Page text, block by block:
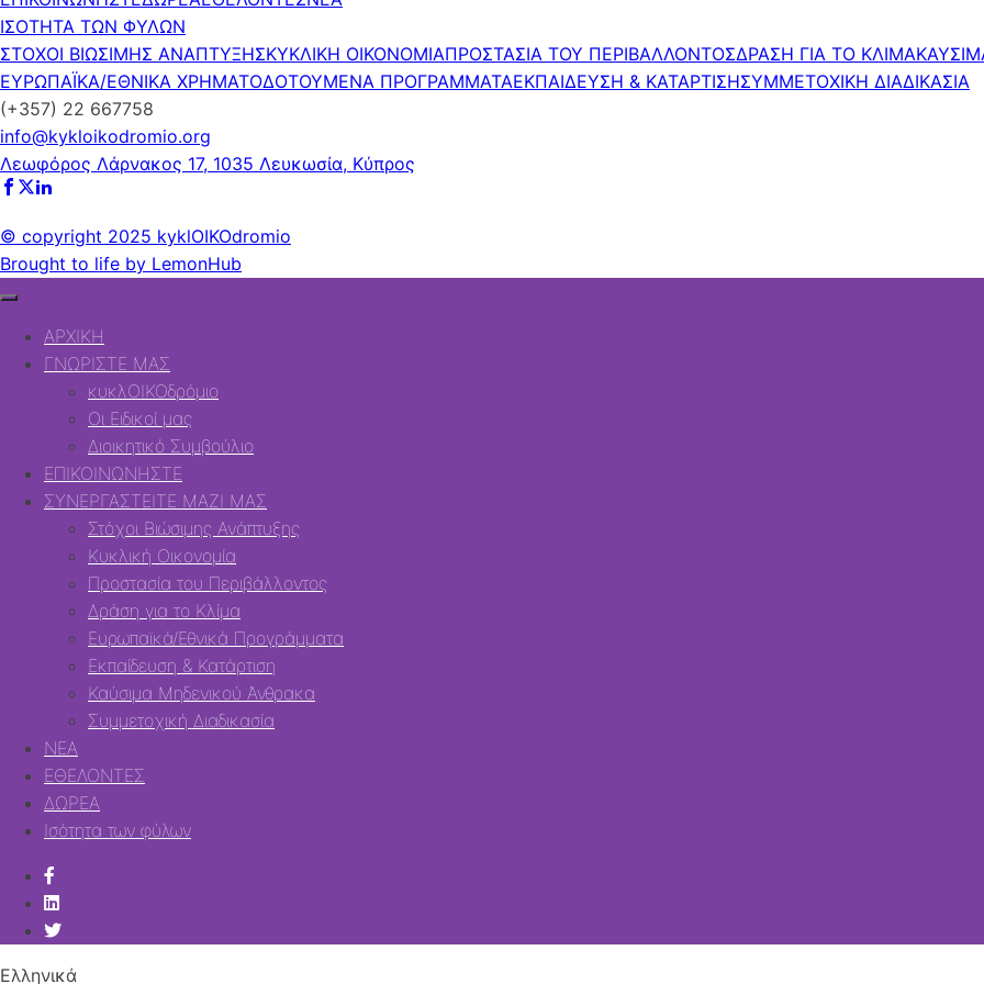
ΙΣΟΤΗΤΑ ΤΩΝ ΦΥΛΩΝ
ΣΤΟΧΟΙ ΒΙΩΣΙΜΗΣ ΑΝΑΠΤΥΞΗΣΚΥΚΛΙΚΗ ΟΙΚΟΝΟΜΙΑΠΡΟΣΤΑΣΙΑ ΤΟΥ ΠΕΡΙΒΑΛΛΟΝΤΟΣΔΡΑΣΗ ΓΙΑ ΤΟ ΚΛΙΜΑ
ΕΥΡΩΠΑΪΚΑ/ΕΘΝΙΚΑ ΧΡΗΜΑΤΟΔΟΤΟΥΜΕΝΑ ΠΡΟΓΡΑΜΜΑΤΑΕΚΠΑΙΔΕΥΣΗ & ΚΑΤΑΡΤΙΣΗΣΥΜΜΕΤΟΧΙΚΗ ΔΙΑΔΙΚΑΣΙΑ
(+357) 22 667758
info@kykloikodromio.org
Λεωφόρος Λάρνακος 17, 1035 Λευκωσία, Κύπρος
© copyright 2025 kyklOIKOdromio
Brought to life by LemonHub
ΑΡΧΙΚΗ
ΓΝΩΡΙΣΤΕ ΜΑΣ
κυκλΟΙΚΟδρόμιο
Οι Ειδικοί μας
Διοικητικό Συμβούλιο
ΕΠΙΚΟΙΝΩΝΗΣΤΕ
ΣΥΝΕΡΓΑΣΤΕΙΤΕ ΜΑΖΙ ΜΑΣ
Στόχοι Βιώσιμης Ανάπτυξης
Κυκλική Οικονομία
Προστασία του Περιβάλλοντος
Δράση για το Κλίμα
Ευρωπαϊκά/Εθνικά Προγράμματα
Εκπαίδευση & Κατάρτιση
Καύσιμα Μηδενικού Άνθρακα
Συμμετοχική Διαδικασία
ΝΕΑ
ΕΘΕΛΟΝΤΕΣ
ΔΩΡΕΑ
Ισότητα των φύλων
Ελληνικά